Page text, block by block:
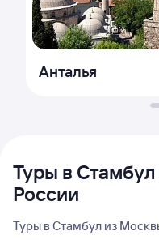
Анталья
Туры в Стамбул
России
Туры в Стамбул из